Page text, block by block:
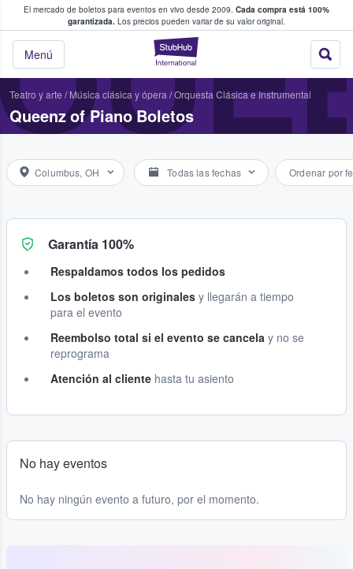
El mercado de boletos para eventos en vivo desde 2009. Cada compra está 100%
garantizada. Los precios pueden variar de su valor original.
StubHub: donde
Menú
fans compran y venden boletos
Teatro y arte / Música clásica y ópera /Orquesta Clásica e Instrumental
Queenz of Piano Boletos
Columbus, OH Todas las fechas Ordenar por
Garantía 100%
Respaldamos todos los pedidos
Los boletos son originales y llegarán a tiempo
para el evento
Reembolso total si el evento se cancela y no se
reprograma
Atención al cliente hasta tu asiento
No hay eventos
No hay ningún evento a futuro, por el momento.